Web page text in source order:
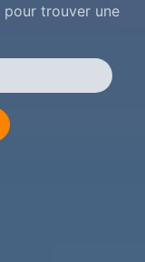
trouver une